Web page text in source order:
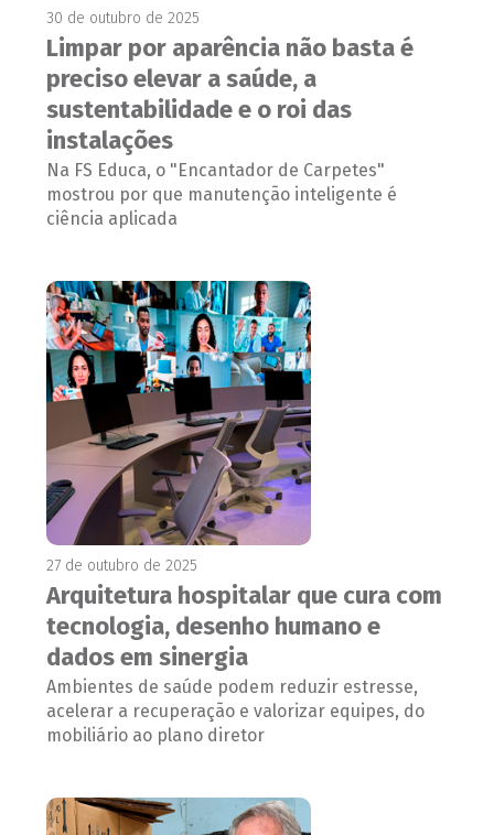
30 de outubro de 2025
Limpar por aparência não basta é
preciso elevar a saúde, a
sustentabilidade e o roi das
instalações
Na FS Educa, o "Encantador de Carpetes"
mostrou por que manutenção inteligente é
ciência aplicada
27 de outubro de 2025
Arquitetura hospitalar que cura com
tecnologia, desenho humano e
dados em sinergia
Ambientes de saúde podem reduzir estresse,
acelerar a recuperação e valorizar equipes, do
mobiliário ao plano diretor